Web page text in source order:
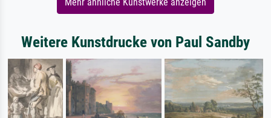
Weitere Kunstdrucke von Paul Sandby